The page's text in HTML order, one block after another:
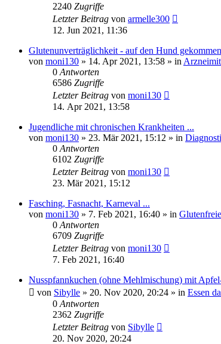
2240 Zugriffe
Letzter Beitrag von armelle300
12. Jun 2021, 11:36
Glutenunverträglichkeit - auf den Hund gekommen
von moni130 » 14. Apr 2021, 13:58 » in
0 Antworten
6586 Zugriffe
Letzter Beitrag von moni130
14. Apr 2021, 13:58
Jugendliche mit chronischen Krankheiten ...
von moni130 » 23. Mär 2021, 15:12 » in
0 Antworten
6102 Zugriffe
Letzter Beitrag von moni130
23. Mär 2021, 15:12
Fasching, Fasnacht, Karneval ...
von moni130 » 7. Feb 2021, 16:40 » in
0 Antworten
6709 Zugriffe
Letzter Beitrag von moni130
7. Feb 2021, 16:40
Nusspfannkuchen (ohne Mehlmischung) mit
von Sibylle » 20. Nov 2020, 20:24 » in Essen
0 Antworten
2362 Zugriffe
Letzter Beitrag von Sibylle
20. Nov 2020, 20:24